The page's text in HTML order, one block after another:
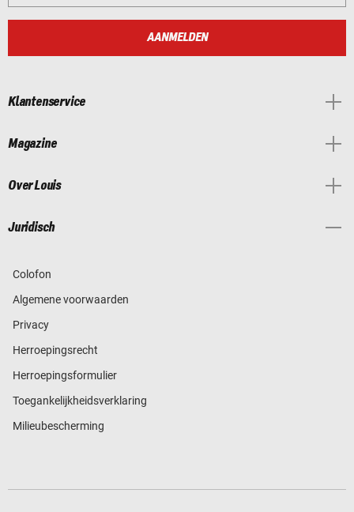
AANMELDEN
Klantenservice
Magazine
Over Louis
Juridisch
Colofon
Algemene voorwaarden
Privacy
Herroepingsrecht
Herroepingsformulier
Toegankelijkheidsverklaring
Milieubescherming